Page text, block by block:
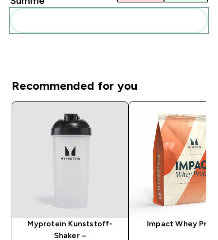
Recommended for you
Myprotein Kunststoff-
Shaker –
Impact Whey